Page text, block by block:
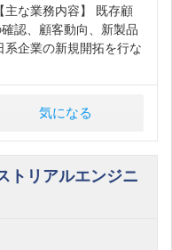
主な業務内容】 既存顧
認、顧客動向、新製品
企業の新規開拓を行な
気になる
トリアルエンジニ